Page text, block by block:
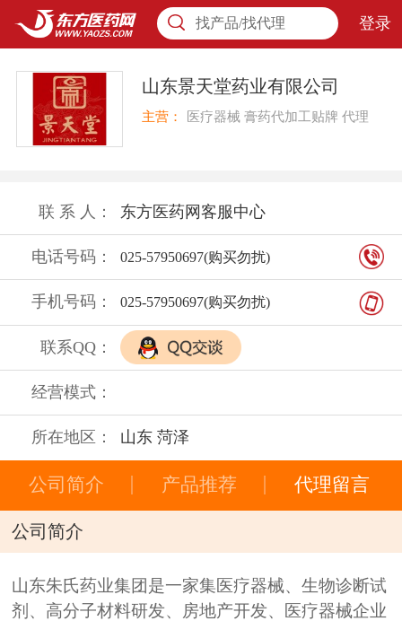
找产品/找代理 登录
山东景天堂药业有限公司
主营： 医疗器械 膏药代加工贴牌 代理
联 系 人： 东方医药网客服中心
电话号码： 025-57950697(购买勿扰)
手机号码： 025-57950697(购买勿扰)
联系QQ：
经营模式：
所在地区： 山东 菏泽
公司简介 产品推荐 代理留言
公司简介
山东朱氏药业集团是一家集医疗器械、生物诊断试
剂、高分子材料研发、房地产开发、医疗器械企业